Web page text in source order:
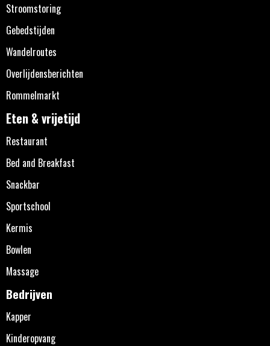
Stroomstoring
Gebedstijden
Wandelroutes
Overlijdensberichten
Rommelmarkt
Eten & vrijetijd
Restaurant
Bed and Breakfast
Snackbar
Sportschool
Kermis
Bowlen
Massage
Bedrijven
Kapper
Kinderopvang